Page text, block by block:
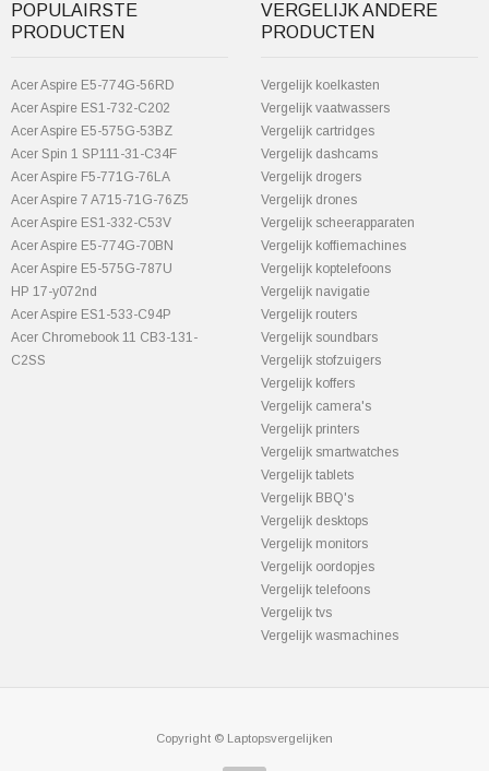
POPULAIRSTE
PRODUCTEN
Acer Aspire E5-774G-56RD
Acer Aspire ES1-732-C202
Acer Aspire E5-575G-53BZ
Acer Spin 1 SP111-31-C34F
Acer Aspire F5-771G-76LA
Acer Aspire 7 A715-71G-76Z5
Acer Aspire ES1-332-C53V
Acer Aspire E5-774G-70BN
Acer Aspire E5-575G-787U
HP 17-y072nd
Acer Aspire ES1-533-C94P
Acer Chromebook 11 CB3-131-
C2SS
VERGELIJK ANDERE
PRODUCTEN
Vergelijk koelkasten
Vergelijk vaatwassers
Vergelijk cartridges
Vergelijk dashcams
Vergelijk drogers
Vergelijk drones
Vergelijk scheerapparaten
Vergelijk koffiemachines
Vergelijk koptelefoons
Vergelijk navigatie
Vergelijk routers
Vergelijk soundbars
Vergelijk stofzuigers
Vergelijk koffers
Vergelijk camera's
Vergelijk printers
Vergelijk smartwatches
Vergelijk tablets
Vergelijk BBQ's
Vergelijk desktops
Vergelijk monitors
Vergelijk oordopjes
Vergelijk telefoons
Vergelijk tvs
Vergelijk wasmachines
Copyright © Laptopsvergelijken